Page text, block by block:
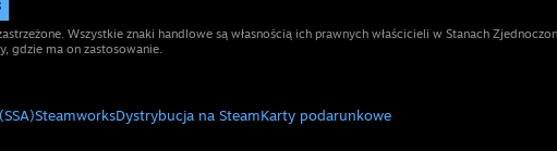
Wszystkie znaki handlowe są własnością ich prawnych właścicieli w Stanach
gdzie ma on zastosowanie.
SteamworksDystrybucja na SteamKarty podarunkowe